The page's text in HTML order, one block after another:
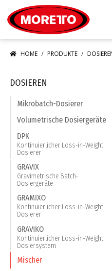
HOME PRODUKTE
DOSIEREN
Mikrobatch-Dosierer
Volumetrische Dosiergeräte
DPK
Kontinuierlicher Loss-in-Weight
Dosierer
GRAVIX
Gravimetrische Batch-
Dosiergeräte
GRAMIXO
Kontinuierlicher Loss-in-Weight
Dosierer
GRAVIKO
Kontinuierlicher Loss-in-Weight
Dosiersystem
Mischer